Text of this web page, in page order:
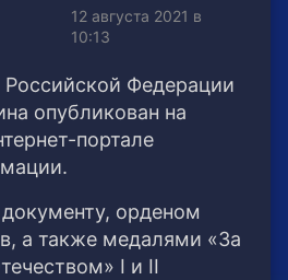
12 августа 2021 в
10:13
Российской Федерации
опубликован на
портале
орденом
а также медалями «За
I и II